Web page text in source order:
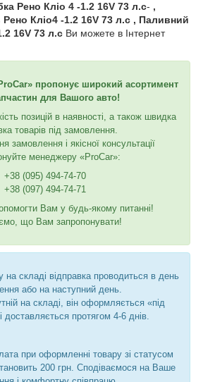
Рено Кліо 4 -1.2 16V 73 л.с- ,
Рено Кліо4 -1.2 16V 73 л.с , Паливний
16V 73 л.с Ви можете в Інтернет
пропонує широкий асортимент
для Вашого авто!
позицій в наявності, а також швидка
товарів під замовлення.
і якісної консультації
менеджеру «ProCar»:
+38 (095) 494-74-70
+38 (097) 494-74-71
Вам у будь-якому питанні!
що Вам запропонувати!
на складі відправка проводиться в день
або на наступний день.
на складі, він оформляється «під
доставляється протягом 4-6 днів.
при оформленні товару зі статусом
200 грн. Сподіваємося на Ваше